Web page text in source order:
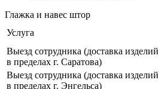
Глажка и навес штор
Услуга
Выезд сотрудника (доставка изделий
в пределах г. Саратова)
Выезд сотрудника (доставка изделий
в пределах г. Энгельса)